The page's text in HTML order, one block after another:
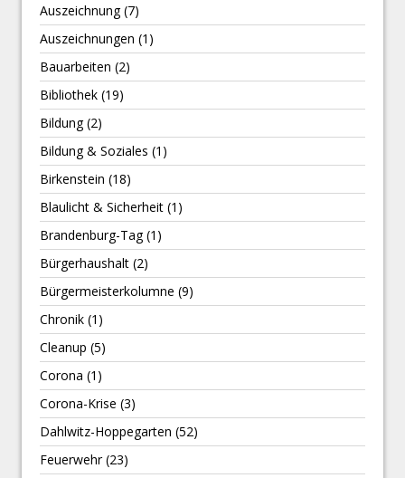
Auszeichnung(7)
Auszeichnungen (1)
Bauarbeiten (2)
Bibliothek (19)
Bildung(2)
Bildung & Soziales (1)
Birkenstein (18)
Blaulicht & Sicherheit (1)
Brandenburg-Tag(1)
Bürgerhaushalt (2)
Bürgermeisterkolumne (9)
Chronik (1)
Cleanup (5)
Corona (1)
Corona-Krise (3)
Dahlwitz-Hoppegarten (52)
Feuerwehr(23)